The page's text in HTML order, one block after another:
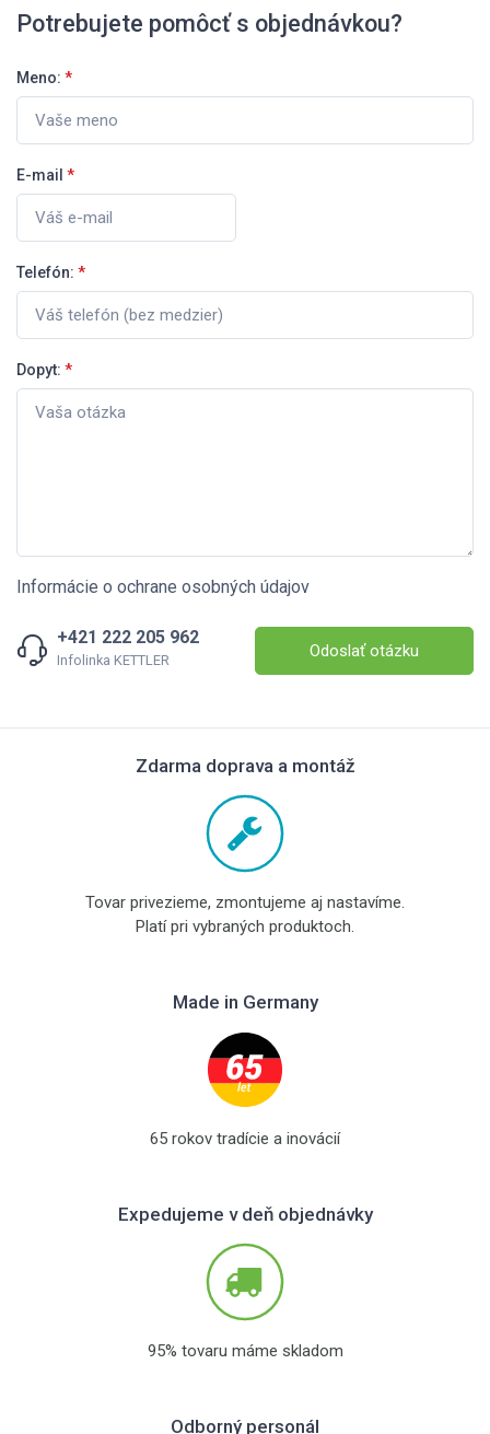
Potrebujete pomôcť s objednávkou?
Meno: *
E-mail *
Telefón: *
Dopyt: *
Informácie o ochrane osobných údajov
+421 222 205 962
Infolinka KETTLER Odoslať otázku
Zdarma doprava a montáž
Tovar privezieme, zmontujeme aj nastavíme.
Platí pri vybraných produktoch.
Made in Germany
65 rokov tradície a inovácií
Expedujeme v deň objednávky
95% tovaru máme skladom
Odborný personál